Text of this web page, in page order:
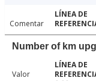
Comentar
Number of km
Valor